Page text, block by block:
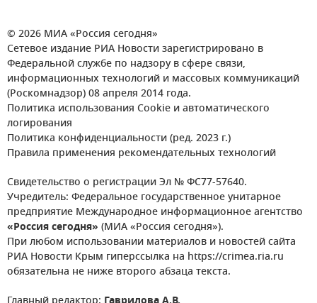
© 2026 МИА «Россия сегодня»
Сетевое издание РИА Новости зарегистрировано в
Федеральной службе по надзору в сфере связи,
информационных технологий и массовых коммуникаций
(Роскомнадзор) 08 апреля 2014 года.
Политика использования Cookie и автоматического
логирования
Политика конфиденциальности (ред. 2023 г.)
Правила применения рекомендательных технологий
Свидетельство о регистрации Эл № ФС77-57640.
Учредитель: Федеральное государственное унитарное
предприятие Международное информационное агентство
«Россия сегодня» (МИА «Россия сегодня»).
При любом использовании материалов и новостей сайта
РИА Новости Крым гиперссылка на https://crimea.ria.ru
обязательна не ниже второго абзаца текста.